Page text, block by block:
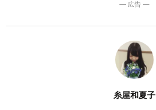
― 広告 ―
糸屋和夏子